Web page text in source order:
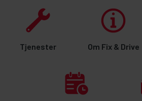
Tjenester Om Fix & Drive